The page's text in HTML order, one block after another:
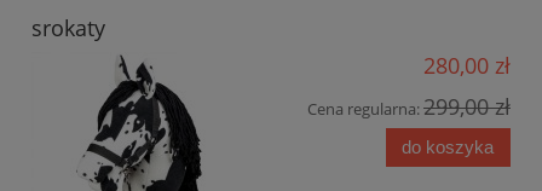
srokaty
280,00 zł
Cena regularna:299,00 zł
do koszyka